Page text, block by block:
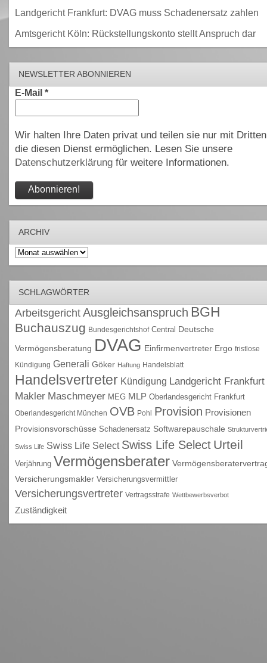
Landgericht Frankfurt: DVAG muss Schadenersatz zahlen
Amtsgericht Köln: Rückstellungskonto stellt Anspruch dar
NEWSLETTER ABONNIEREN
E-Mail *
Wir halten Ihre Daten privat und teilen sie nur mit
die diesen Dienst ermöglichen. Lesen Sie unsere
Datenschutzerklärungfür weitere Informationen.
ARCHIV
Archiv
SCHLAGWÖRTER
Arbeitsgericht Ausgleichsanspruch BGH
Buchauszug Bundesgerichtshof Central Deutsche
Vermögensberatung DVAG Einfirmenvertreter Ergo fristlose
Kündigung Generali Göker Haftung Handelsblatt
Handelsvertreter Kündigung Landgericht Frankfurt
Makler Maschmeyer MEG MLP Oberlandesgericht Frankfurt
Oberlandesgericht München OVB Pohl Provision Provisionen
Provisionsvorschüsse Schadenersatz Softwarepauschale
Swiss Life Swiss Life Select Swiss Life Select Urteil
Verjährung Vermögensberater
Versicherungsmakler Versicherungsvermittler
Versicherungsvertreter Vertragsstrafe Wettbewerbsverbot
Zuständigkeit